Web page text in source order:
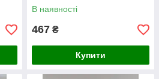
В наявності
467 ₴
Купити